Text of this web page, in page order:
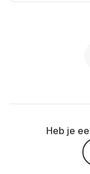
Heb je